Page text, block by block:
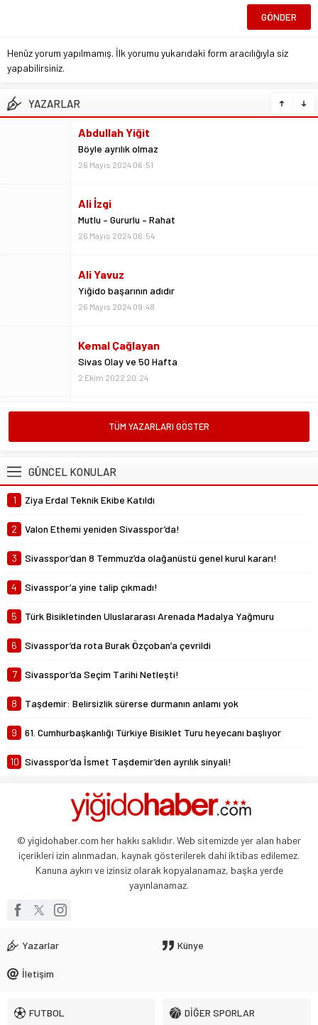
Henüz yorum yapılmamış. İlk yorumu yukarıdaki form aracılığıyla siz
yapabilirsiniz.
YAZARLAR
Ali İzgi
Mutlu – Gururlu – Rahat
26 Mayıs 2024 06:54
Ali Yavuz
Yiğido başarının adıdır
26 Mayıs 2024 09:48
Kemal Çağlayan
Sivas Olay ve 50 Hafta
2 Ekim 2022 20:24
Metin Kulaksız
Vedalar da sevgidendir
26 Mayıs 2024 06:53
Mustafa Ateş
Böyle ayrılık olmaz
TÜM YAZARLARI GÖSTER
GÜNCEL KONULAR
1 Ziya Erdal Teknik Ekibe Katıldı
2 Valon Ethemi yeniden Sivasspor’da!
3 Sivasspor’dan 8 Temmuz’da olağanüstü genel kurul kararı!
4 Sivasspor’a yine talip çıkmadı!
5 Türk Bisikletinden Uluslararası Arenada Madalya Yağmuru
6 Sivasspor’da rota Burak Özçoban’a çevrildi
7 Sivasspor’da Seçim Tarihi Netleşti!
8 Taşdemir: Belirsizlik sürerse durmanın anlamı yok
9 61. Cumhurbaşkanlığı Türkiye Bisiklet Turu heyecanı başlıyor
10 Sivasspor’da İsmet Taşdemir’den ayrılık sinyali!
© yigidohaber.com her hakkı saklıdır. Web sitemizde yer alan haber
içerikleri izin alınmadan, kaynak gösterilerek dahi iktibas edilemez.
Kanuna aykırı ve izinsiz olarak kopyalanamaz, başka yerde
yayınlanamaz.
Yazarlar Künye
İletişim
FUTBOL DİĞER SPORLAR